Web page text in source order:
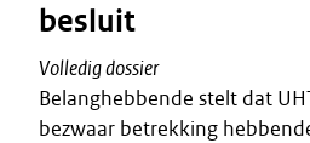
besluit
Volledig dossier
Belanghebbende stelt dat
bezwaar betrekking